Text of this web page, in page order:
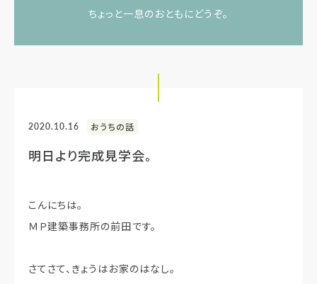
ちょっと一息のおともにどうぞ。
2020.10.16 おうちの話
明日より完成見学会。
こんにちは。
ＭＰ建築事務所の前田です。
さてさて、きょうはお家のはなし。